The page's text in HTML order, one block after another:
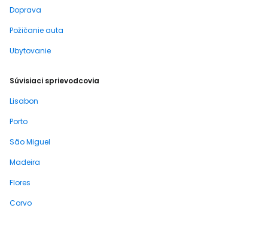
Doprava
Požičanie auta
Ubytovanie
Súvisiaci sprievodcovia
Lisabon
Porto
São Miguel
Madeira
Flores
Corvo